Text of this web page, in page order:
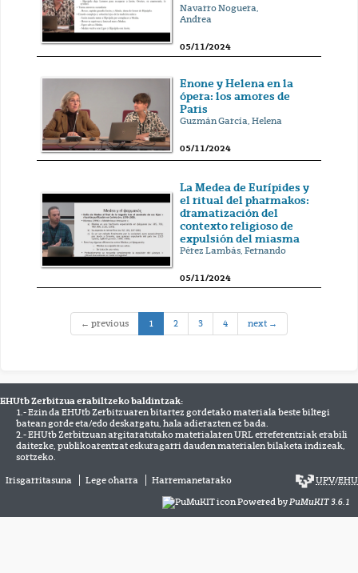
Navarro Noguera,
Andrea
05/11/2024
Enone y Helena en la
ópera: los amores de
Paris
Guzmán García, Helena
05/11/2024
La Medea de Eurípides y
el ritual del pharmakos:
dramatización del
contexto religioso de
expulsión del miasma
Pérez Lambás, Fernando
05/11/2024
← previous 1 (current)
2 3 4 next →
EHUtb Zerbitzua erabiltzeko baldintzak:
1.- Ezin da EHUtb Zerbitzuaren bitartez gordetako materiala beste biltegi
batean gorde eta/edo deskargatu, hala adierazten ez bada.
2.- EHUtb Zerbitzuan argitaratutako materialaren URL erreferentziak erabili
daitezke, publikoarentzat eskuragarri dauden materialen bilaketa indizeak,
sortzeko.
Irisgarritasuna Lege oharra Harremanetarako UPV/EHU
Powered byPuMuKIT 3.6.1